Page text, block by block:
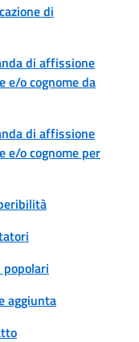
di
di affissione
e/o cognome da
di affissione
e/o cognome per
popolari
aggiunta